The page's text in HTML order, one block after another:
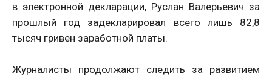
в электронной декларации, Руслан Валерьевич за
прошлый год задекларировал всего лишь 82,8
тысяч гривен заработной платы.
Журналисты продолжают следить за развитием